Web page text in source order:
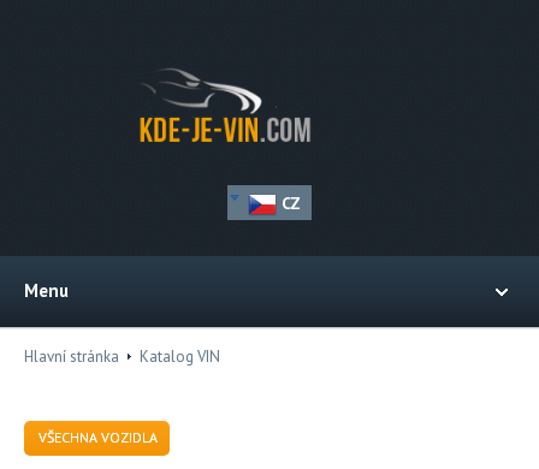
CZ
Menu
Hlavní stránka Katalog VIN
VŠECHNA VOZIDLA